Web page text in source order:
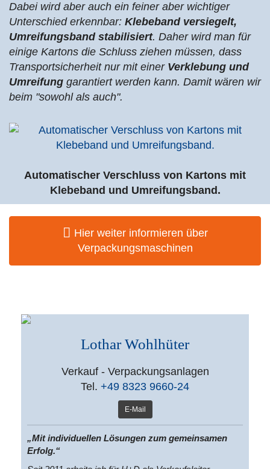
Dabei wird aber auch ein feiner aber wichtiger
Unterschied erkennbar: Klebeband versiegelt,
Umreifungsband stabilisiert. Daher wird man für
einige Kartons die Schluss ziehen müssen, dass
Transportsicherheit nur mit einer Verklebung und
Umreifung garantiert werden kann. Damit wären wir
beim "sowohl als auch".
Automatischer Verschluss von Kartons mit
Klebeband und Umreifungsband.
Hier weiter informieren über
Verpackungsmaschinen
Lothar Wohlhüter
Verkauf - Verpackungsanlagen
Tel. +49 8323 9660-24
E-Mail
„Mit individuellen Lösungen zum gemeinsamen
Erfolg.“